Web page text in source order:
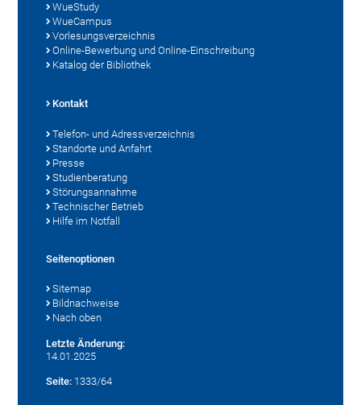
WueStudy
WueCampus
Vorlesungsverzeichnis
Online-Bewerbung und Online-Einschreibung
Katalog der Bibliothek
Kontakt
Telefon- und Adressverzeichnis
Standorte und Anfahrt
Presse
Studienberatung
Störungsannahme
Technischer Betrieb
Hilfe im Notfall
Seitenoptionen
Sitemap
Bildnachweise
Nach oben
Letzte Änderung:
14.01.2025
Seite: 1333/64